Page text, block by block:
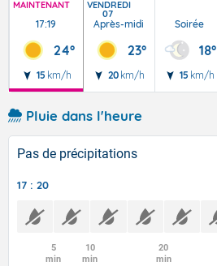
MAINTENANT
17:19
24°
15 km/h
VENDREDI
07
Après-midi
23°
20 km/h
Soirée
18°
15 km/h
Pluie dans l'heure
Pas de précipitations
17 : 20
5
min
10
min
20
min